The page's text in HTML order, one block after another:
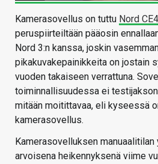
Kamerasovellus on tuttu Nord CE4
peruspiirteiltään pääosin
Nord 3:n kanssa, joskin
pikakuvakepainikkeita on jostain
vuoden takaiseen verrattuna.
toiminnallisuudessa ei
mitään moitittavaa, eli kyseessä
kamerasovellus.
Kamerasovelluksen
arvoisena heikennyksenä viime